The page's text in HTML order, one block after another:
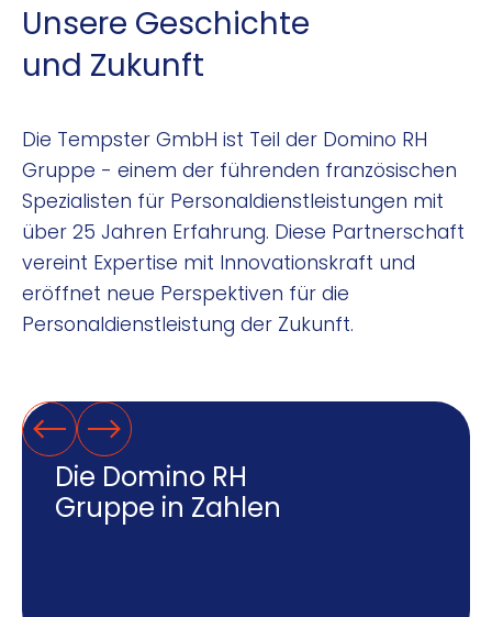
Unsere Geschichte
und Zukunft
Die Tempster GmbH ist Teil der Domino RH
Gruppe - einem der führenden französischen
Spezialisten für Personaldienstleistungen mit
über 25 Jahren Erfahrung. Diese Partnerschaft
vereint Expertise mit Innovationskraft und
eröffnet neue Perspektiven für die
Personaldienstleistung der Zukunft.
Die Domino RH
Gruppe in Zahlen